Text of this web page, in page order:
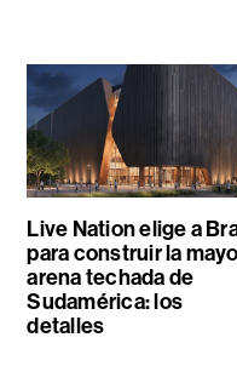
Live Nation elige a
para construir la
arena techada de
Sudamérica: los
detalles